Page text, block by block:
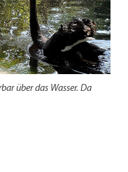
über das Wasser. Da